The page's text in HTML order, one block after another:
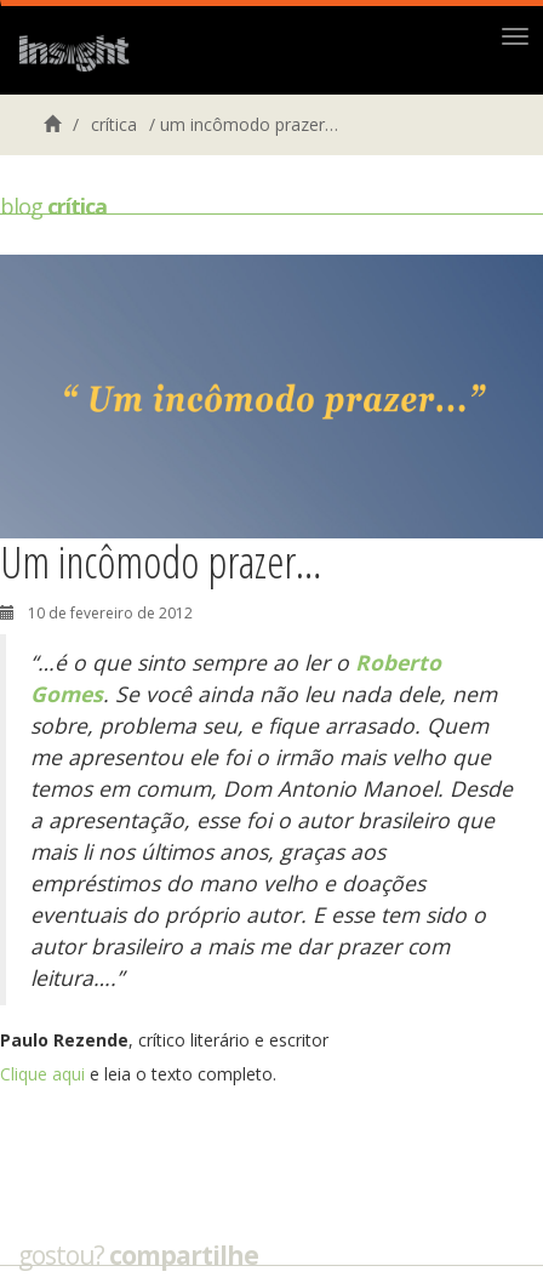
/ crítica / um incômodo prazer…
blogcrítica
Um incômodo prazer…
10 de fevereiro de 2012
“…é o que sinto sempre ao ler o Roberto
Gomes. Se você ainda não leu nada dele, nem
sobre, problema seu, e fique arrasado. Quem
me apresentou ele foi o irmão mais velho que
temos em comum, Dom Antonio Manoel. Desde
a apresentação, esse foi o autor brasileiro que
mais li nos últimos anos, graças aos
empréstimos do mano velho e doações
eventuais do próprio autor. E esse tem sido o
autor brasileiro a mais me dar prazer com
leitura….”
Paulo Rezende, crítico literário e escritor
Clique aqui e leia o texto completo.
gostou?compartilhe